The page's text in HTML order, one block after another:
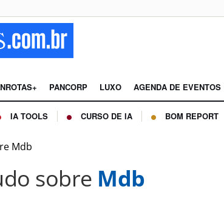
PANCORP LUXO AGENDA DE EVENTOS
IA TOOLS CURSO DE IA BOM REPORT
Mdb
sobre Mdb